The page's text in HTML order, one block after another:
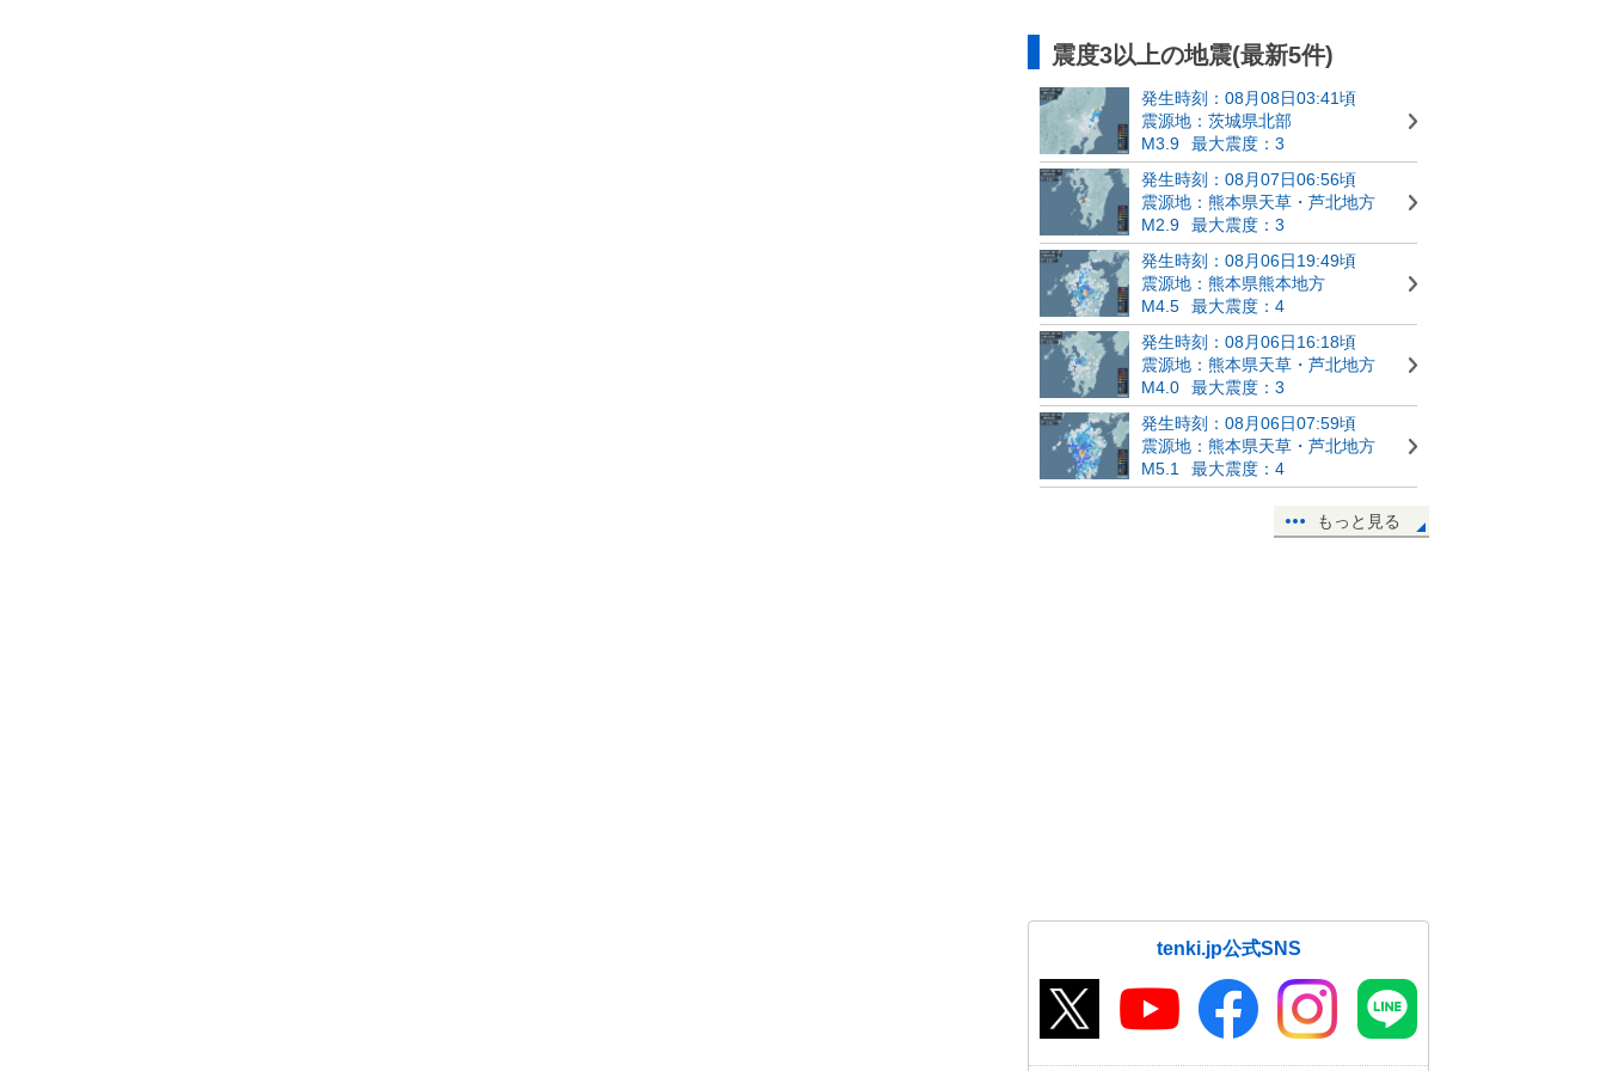
震度3以上の地震(最新5件)
発生時刻：08月08日03:41頃
震源地：茨城県北部
M3.9
最大震度：3
発生時刻：08月07日06:56頃
震源地：熊本県天草・芦北地方
M2.9
最大震度：3
発生時刻：08月06日19:49頃
震源地：熊本県熊本地方
M4.5
最大震度：4
発生時刻：08月06日16:18頃
震源地：熊本県天草・芦北地方
M4.0
最大震度：3
発生時刻：08月06日07:59頃
震源地：熊本県天草・芦北地方
M5.1
最大震度：4
もっと見る
tenki.jp公式SNS